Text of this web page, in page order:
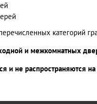
категорий
и межкомнатных
не распространяются